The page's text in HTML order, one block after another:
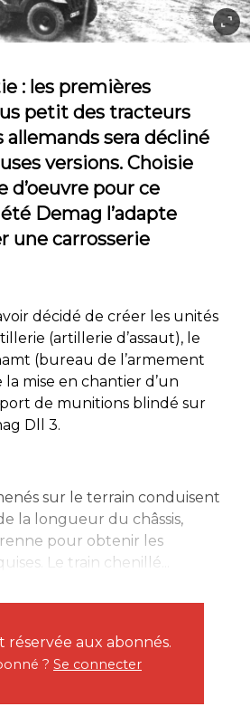
: les premières
petit des tracteurs
sera décliné
versions. Choisie
pour ce
Demag l’adapte
une carrosserie
décidé de créer les unités
(artillerie d’assaut), le
(bureau de l’armement
la mise en chantier d’un
de munitions blindé sur
Dll 3.
sur le terrain conduisent
la longueur du châssis,
pour obtenir les
Le train chenillé...
réservée aux abonnés.
? Se connecter